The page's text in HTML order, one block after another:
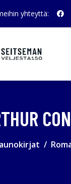
yhteyttä: